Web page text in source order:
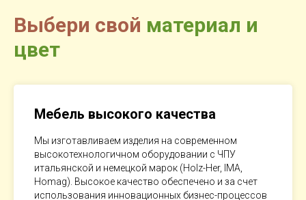
Выбери свой материал и
цвет
Мебель высокого качества
Мы изготавливаем изделия на современном
высокотехнологичном оборудовании с ЧПУ
итальянской и немецкой марок (Holz-Her, IMA,
Homag). Высокое качество обеспечено и за счет
использования инновационных бизнес-процессов